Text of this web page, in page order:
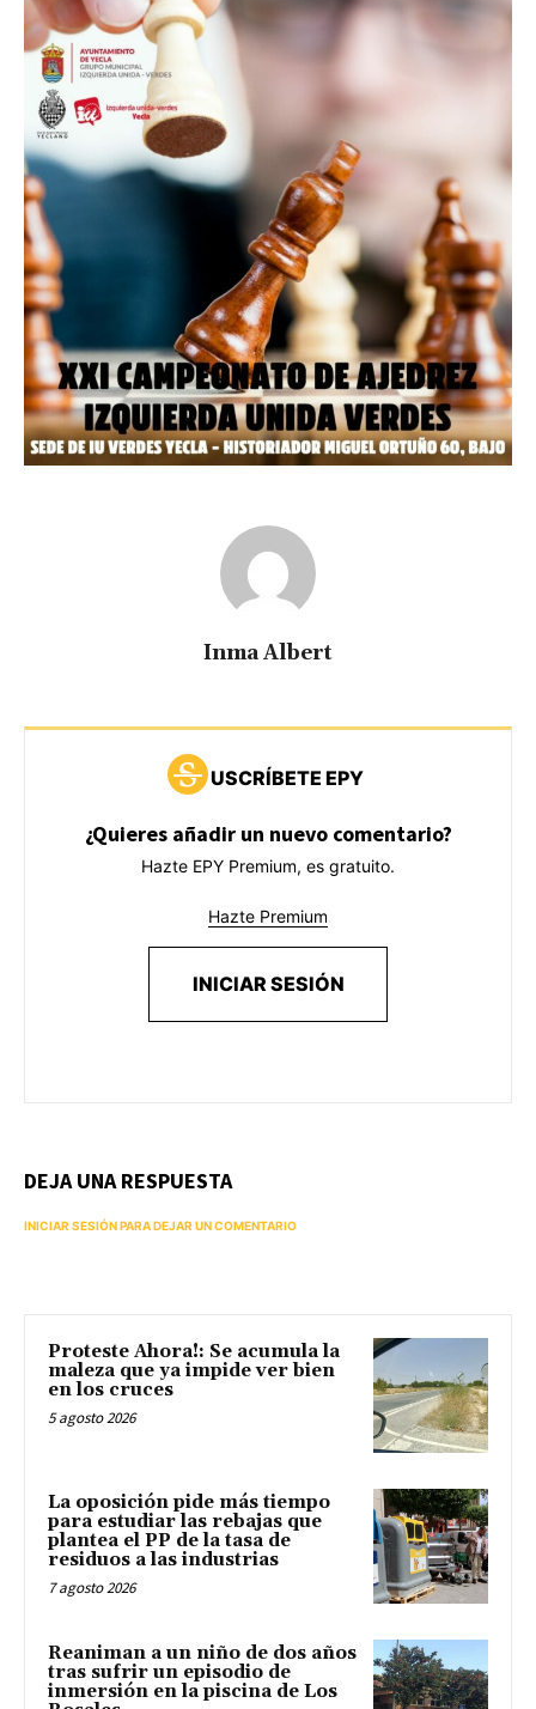
Inma Albert
USCRÍBETE EPY
¿Quieres añadir un nuevo comentario?
Hazte EPY Premium, es gratuito.
Hazte Premium
INICIAR SESIÓN
DEJA UNA RESPUESTA
INICIAR SESIÓN PARA DEJAR UN COMENTARIO
Proteste Ahora!: Se acumula la
maleza que ya impide ver bien
en los cruces
5 agosto 2026
La oposición pide más tiempo
para estudiar las rebajas que
plantea el PP de la tasa de
residuos a las industrias
7 agosto 2026
Reaniman a un niño de dos años
tras sufrir un episodio de
inmersión en la piscina de Los